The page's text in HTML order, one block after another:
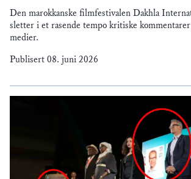
Den marokkanske filmfestivalen Dakhla
sletter i et rasende tempo kritiske
medier.
Publisert 08. juni 2026